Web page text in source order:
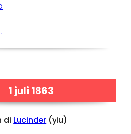
1 juli 1863
di Lucinder (yiu)